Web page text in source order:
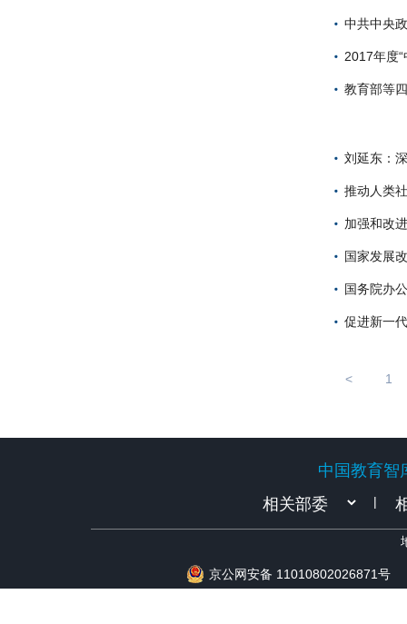
中共中央
2017年度
教育部等
刘延东：
推动人类
加强和改
国家发展
国务院办
促进新一
< 1
中国教育智
|
京公网安备 11010802026871号